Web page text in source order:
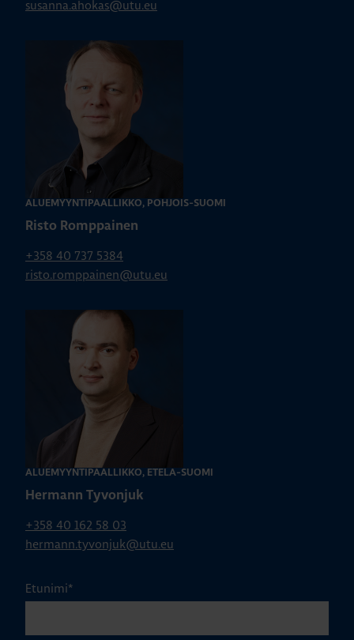
susanna.ahokas@utu.eu
ALUEMYYNTIPÄÄLLIKKÖ, POHJOIS-SUOMI
Risto Romppainen
+358 40 737 5384
risto.romppainen@utu.eu
ALUEMYYNTIPÄÄLLIKKÖ, ETELÄ-SUOMI
Hermann Tyvonjuk
+358 40 162 58 03
hermann.tyvonjuk@utu.eu
Etunimi*